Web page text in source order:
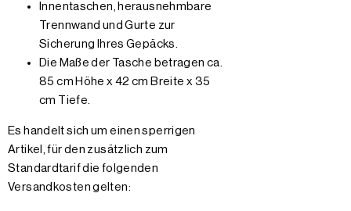
Innentaschen, herausnehmbare
Trennwand und Gurte zur
Sicherung Ihres Gepäcks.
Die Maße der Tasche betragen ca.
85 cm Höhe x 42 cm Breite x 35
cm Tiefe.
Es handelt sich um einen sperrigen
Artikel, für den zusätzlich zum
Standardtarif die folgenden
Versandkosten gelten: